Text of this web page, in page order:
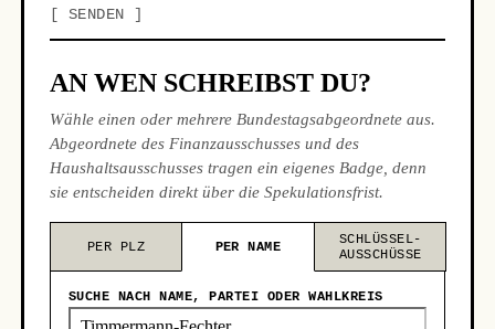
SENDEN
AN WEN SCHREIBST DU?
Wähle einen oder mehrere Bundestagsabgeordnete aus.
Abgeordnete des Finanzausschusses und des
Haushaltsausschusses tragen ein eigenes Badge, denn
sie entscheiden direkt über die Spekulationsfrist.
PER PLZ PER NAME
SCHLÜSSEL-
AUSSCHÜSSE
SUCHE NACH NAME, PARTEI ODER WAHLKREIS